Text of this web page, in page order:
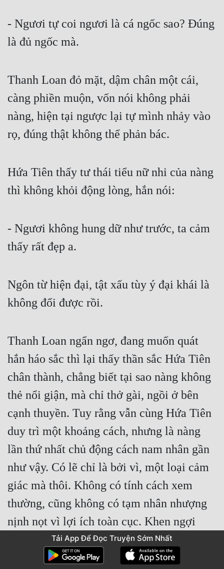
- Ngươi tự coi ngươi là cá ngốc sao? Đúng
là đủ ngốc mà.
Thanh Loan đỏ mặt, dậm chân một cái,
càng phiền muộn, vốn nói không phải
nàng, hiện tại ngược lại tự mình nhảy vào
rọ, đúng thật không thể phản bác.
Hứa Tiên thấy tư thái tiểu nữ nhi của nàng
thì không khỏi động lòng, hắn nói:
- Ngươi không hung dữ như trước, ta cảm
thấy rất đẹp a.
Ngôn từ hiện đại, tật xấu tùy ý đại khái là
không đổi được rồi.
Thanh Loan ngẩn ngơ, đang muốn quát
hắn háo sắc thì lại thấy thần sắc Hứa Tiên
chân thành, chẳng biết tại sao nàng không
thẻ nổi giận, mà chỉ thở gài, ngồi ở bên
cạnh thuyền. Tuy rằng vẫn cùng Hứa Tiên
duy trì một khoảng cách, nhưng là nàng
lần thứ nhất chủ động cách nam nhân gần
như vậy. Có lẽ chỉ là bởi vì, một loại cảm
giác mà thôi. Không có tính cách xem
thường, cũng không có tạm nhân nhượng
nịnh nọt vì lợi ích toàn cục. Khen ngợi
phát ra từ nội tâm như vậy chính là tán
thưởng của người nam tử đối với nữ tử
Tải App Để Đọc Truyện Sớm Nhất